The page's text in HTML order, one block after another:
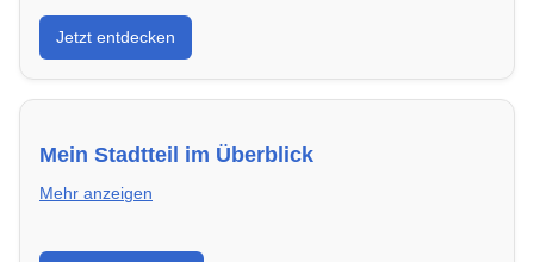
Entdecke Neubauprojekte in Mannheim – modern,
energieeffizient und sofort bezugsfertig.
Jetzt entdecken
Mein Stadtteil im Überblick
Mehr anzeigen
Erfahre mehr über deinen Stadtteil in Mannheim: